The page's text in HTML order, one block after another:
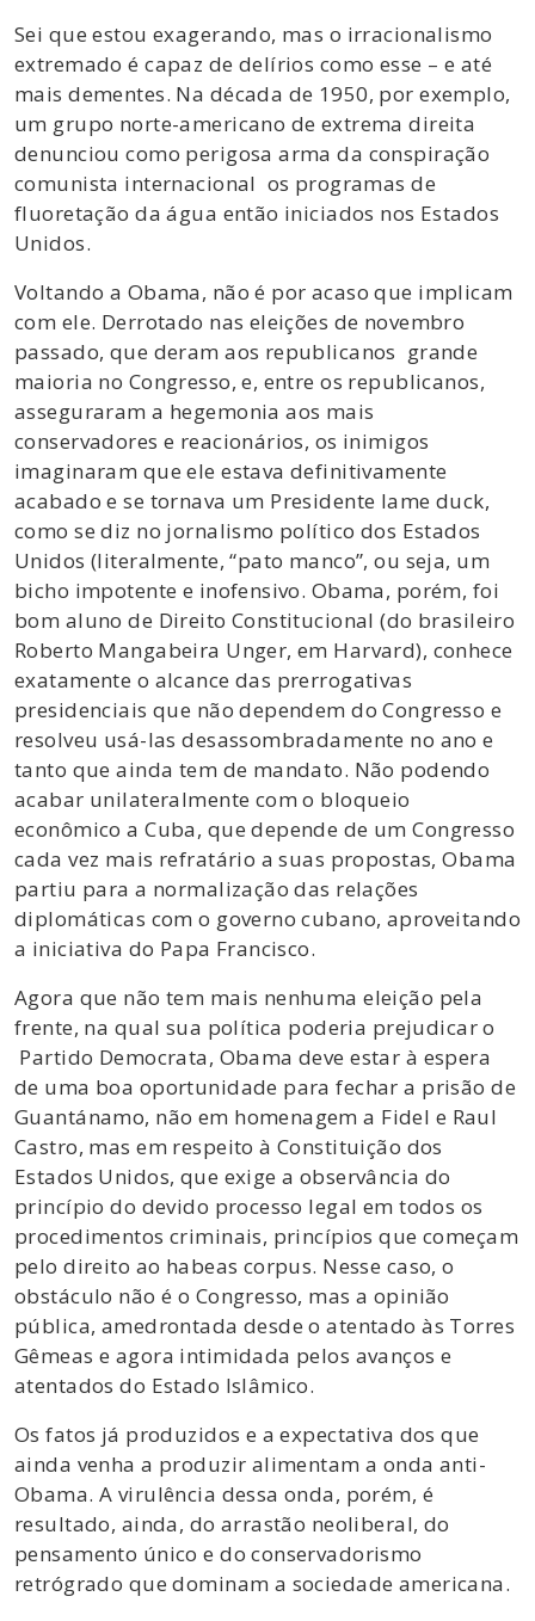
Sei que estou exagerando, mas o irracionalismo
extremado é capaz de delírios como esse – e até
mais dementes. Na década de 1950, por exemplo,
um grupo norte-americano de extrema direita
denunciou como perigosa arma da conspiração
comunista internacional os programas de
fluoretação da água então iniciados nos Estados
Unidos.
Voltando a Obama, não é por acaso que implicam
com ele. Derrotado nas eleições de novembro
passado, que deram aos republicanos grande
maioria no Congresso, e, entre os republicanos,
asseguraram a hegemonia aos mais
conservadores e reacionários, os inimigos
imaginaram que ele estava definitivamente
acabado e se tornava um Presidente lame duck,
como se diz no jornalismo político dos Estados
Unidos (literalmente, “pato manco”, ou seja, um
bicho impotente e inofensivo. Obama, porém, foi
bom aluno de Direito Constitucional (do brasileiro
Roberto Mangabeira Unger, em Harvard), conhece
exatamente o alcance das prerrogativas
presidenciais que não dependem do Congresso e
resolveu usá-las desassombradamente no ano e
tanto que ainda tem de mandato. Não podendo
acabar unilateralmente com o bloqueio
econômico a Cuba, que depende de um Congresso
cada vez mais refratário a suas propostas, Obama
partiu para a normalização das relações
diplomáticas com o governo cubano, aproveitando
a iniciativa do Papa Francisco.
Agora que não tem mais nenhuma eleição pela
frente, na qual sua política poderia prejudicar o
Partido Democrata, Obama deve estar à espera
de uma boa oportunidade para fechar a prisão de
Guantánamo, não em homenagem a Fidel e Raul
Castro, mas em respeito à Constituição dos
Estados Unidos, que exige a observância do
princípio do devido processo legal em todos os
procedimentos criminais, princípios que começam
pelo direito ao habeas corpus. Nesse caso, o
obstáculo não é o Congresso, mas a opinião
pública, amedrontada desde o atentado às Torres
Gêmeas e agora intimidada pelos avanços e
atentados do Estado Islâmico.
Os fatos já produzidos e a expectativa dos que
ainda venha a produzir alimentam a onda anti-
Obama. A virulência dessa onda, porém, é
resultado, ainda, do arrastão neoliberal, do
pensamento único e do conservadorismo
retrógrado que dominam a sociedade americana.